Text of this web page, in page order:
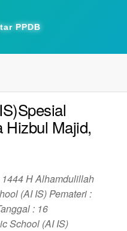
PPDB
Hizbul Majid,
H Alhamdulillah
(AI IS) Pemateri :
: 16
School (AI IS)